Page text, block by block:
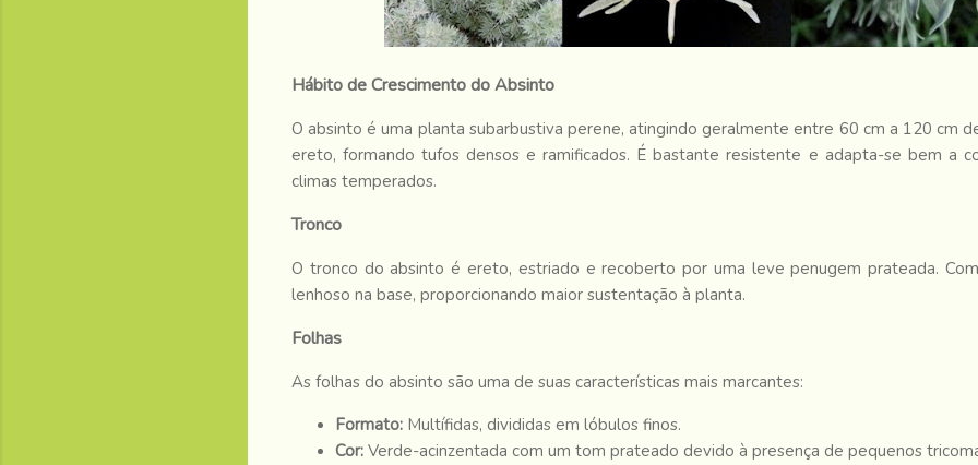
Hábito de Crescimento do Absinto
O absinto é uma planta subarbustiva perene, atingindo geralmente entre 60 cm a 120 cm
ereto, formando tufos densos e ramificados. É bastante resistente e adapta-se bem a
climas temperados.
Tronco
O tronco do absinto é ereto, estriado e recoberto por uma leve penugem prateada.
lenhoso na base, proporcionando maior sustentação à planta.
Folhas
As folhas do absinto são uma de suas características mais marcantes:
Formato: Multífidas, divididas em lóbulos finos.
Cor: Verde-acinzentada com um tom prateado devido à presença de pequenos